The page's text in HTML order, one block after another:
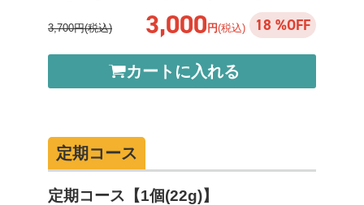
3,700円(税込) 3,000 円(税込) 18 %OFF
カートに入れる
定期コース
定期コース【1個(22g)】